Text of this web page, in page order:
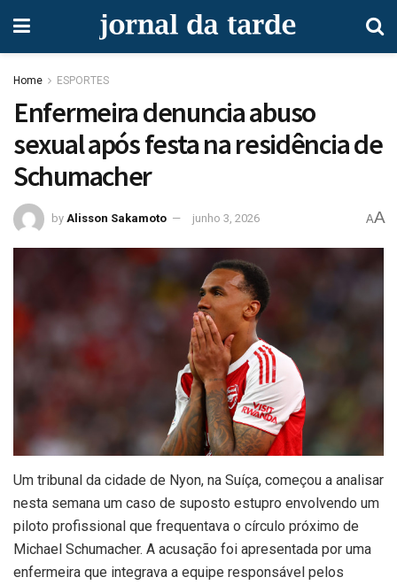
Home ESPORTES
Enfermeira denuncia abuso
sexual após festa na residência de
Schumacher
by Alisson Sakamoto junho 3, 2026 AA
Um tribunal da cidade de Nyon, na Suíça, começou a analisar
nesta semana um caso de suposto estupro envolvendo um
piloto profissional que frequentava o círculo próximo de
Michael Schumacher. A acusação foi apresentada por uma
enfermeira que integrava a equipe responsável pelos